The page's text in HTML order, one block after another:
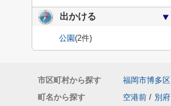
出かける
公園(2件)
市区町村から探す 福岡市博多区
町名から探す
空港前 / 別府